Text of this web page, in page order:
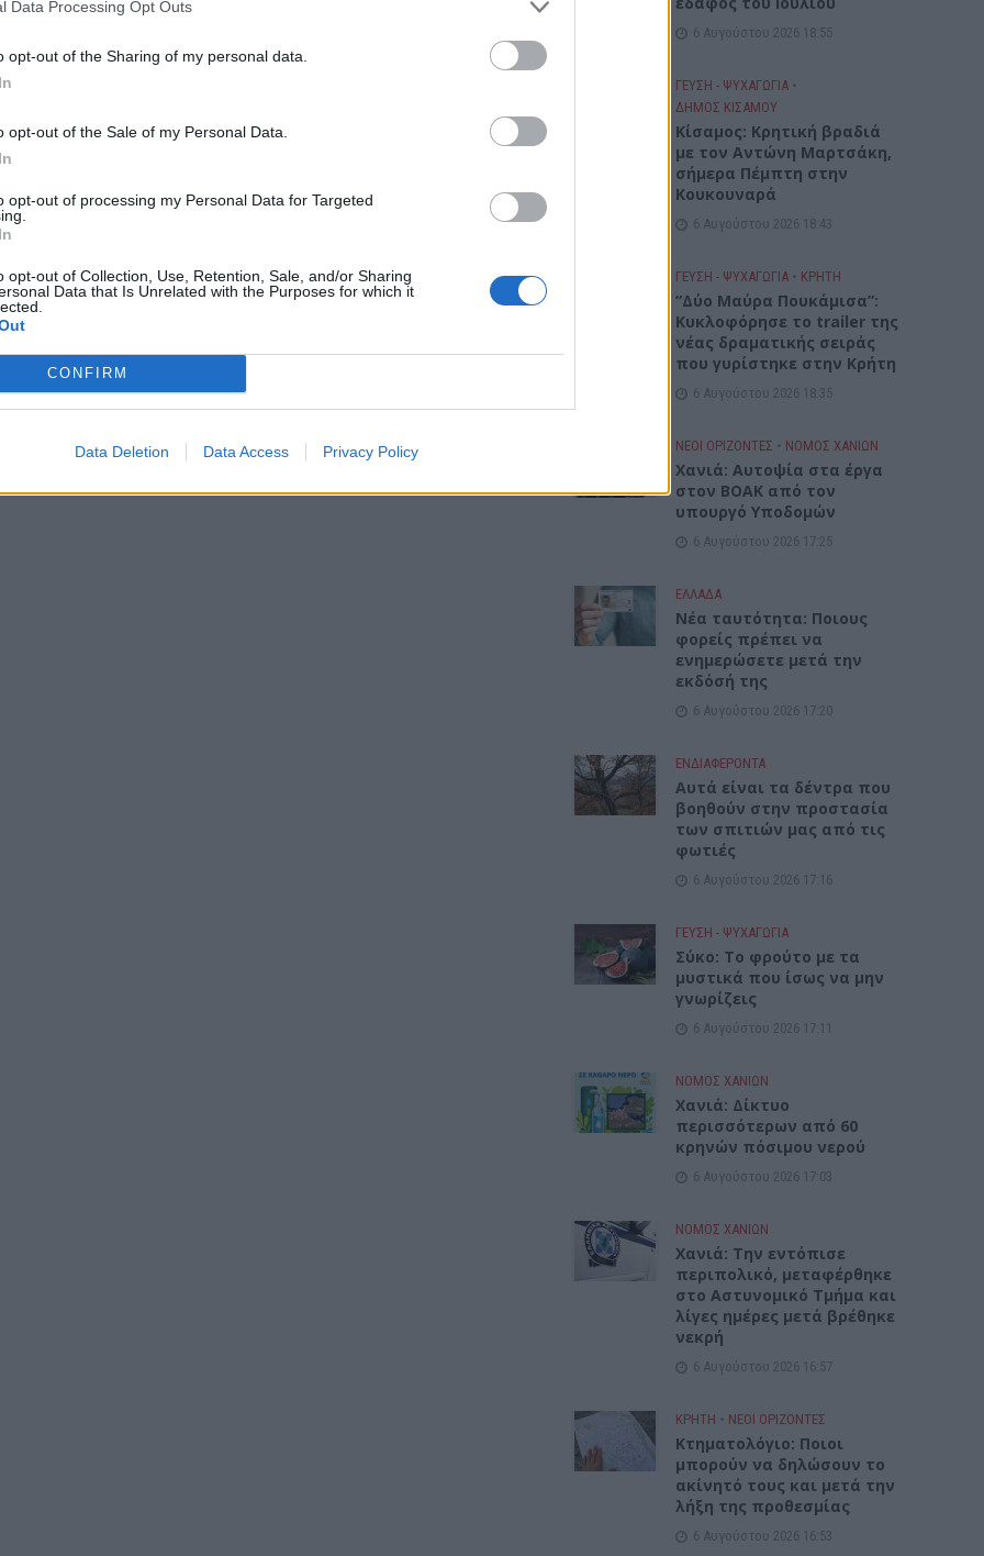
Data Processing Opt Outs
opt-out of the Sharing of my personal data.
opt-out of the Sale of my Personal Data.
opt-out of processing my Personal Data for Targeted
opt-out of Collection, Use, Retention, Sale, and/or Sharing
Data that Is Unrelated with the Purposes for which it
CONFIRM
Data Deletion Data Access Privacy Policy
του Σωτήρος:
τρώνε ψάρι όσοι
6 Αυγούστου 2026
Κίσαμος: Πλήθος κόσμου στη
Πλάτανο (ΦΩΤΟΓΡΑΦΙΕΣ)
6 Αυγούστου 2026 18:55
ΓΕΎΣΗ - ΨΥΧΑΓΩΓΊΑ •
ΔΉΜΟΣ ΚΙΣΆΜΟΥ
Kίσαμος: Κρητική βραδιά
με τον Αντώνη Μαρτσάκη,
σήμερα Πέμπτη στην
Κουκουναρά
6 Αυγούστου 2026 18:43
ΓΕΎΣΗ - ΨΥΧΑΓΩΓΊΑ • ΚΡΗΤΗ
“Δύο Μαύρα Πουκάμισα”:
Κυκλοφόρησε το trailer της
νέας δραματικής σειράς
που γυρίστηκε στην Κρήτη
6 Αυγούστου 2026 18:35
ΝΕΟΙ ΟΡΙΖΟΝΤΕΣ • ΝΟΜΌΣ ΧΑΝΊΩΝ
Χανιά: Αυτοψία στα έργα
στον ΒΟΑΚ από τον
υπουργό Υποδομών
6 Αυγούστου 2026 17:25
ΕΛΛΑΔΑ
Νέα ταυτότητα: Ποιους
φορείς πρέπει να
ενημερώσετε μετά την
εκδόσή της
6 Αυγούστου 2026 17:20
ΕΝΔΙΑΦΕΡΟΝΤΑ
Αυτά είναι τα δέντρα που
βοηθούν στην προστασία
των σπιτιών μας από τις
φωτιές
6 Αυγούστου 2026 17:16
ΓΕΎΣΗ - ΨΥΧΑΓΩΓΊΑ
Σύκο: Το φρούτο με τα
μυστικά που ίσως να μην
γνωρίζεις
6 Αυγούστου 2026 17:11
ΝΟΜΌΣ ΧΑΝΊΩΝ
Xανιά: Δίκτυο
περισσότερων από 60
κρηνών πόσιμου νερού
6 Αυγούστου 2026 17:03
ΝΟΜΌΣ ΧΑΝΊΩΝ
Χανιά: Την εντόπισε
περιπολικό, μεταφέρθηκε
στο Αστυνομικό Τμήμα και
λίγες ημέρες μετά βρέθηκε
νεκρή
6 Αυγούστου 2026 16:57
ΚΡΗΤΗ • ΝΕΟΙ ΟΡΙΖΟΝΤΕΣ
Κτηματολόγιο: Ποιοι
μπορούν να δηλώσουν το
ακίνητό τους και μετά την
λήξη της προθεσμίας
6 Αυγούστου 2026 16:53